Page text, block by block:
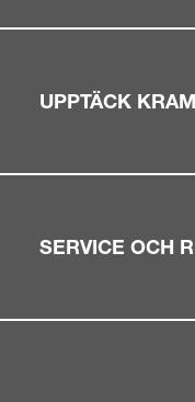
UPPTÄCK
SERVICE OCH